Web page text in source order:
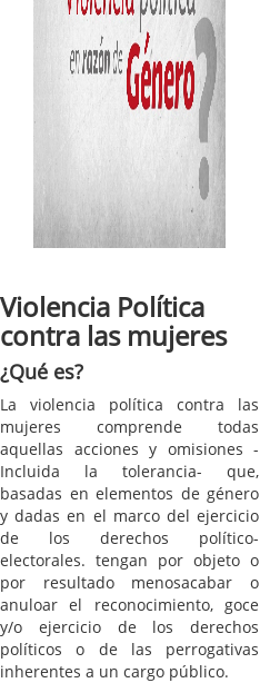
Violencia Política
contra las mujeres
¿Qué es?
La violencia política contra las
mujeres comprende todas
aquellas acciones y omisiones -
Incluida la tolerancia- que,
basadas en elementos de género
y dadas en el marco del ejercicio
de los derechos político-
electorales. tengan por objeto o
por resultado menosacabar o
anuloar el reconocimiento, goce
y/o ejercicio de los derechos
políticos o de las perrogativas
inherentes a un cargo público.